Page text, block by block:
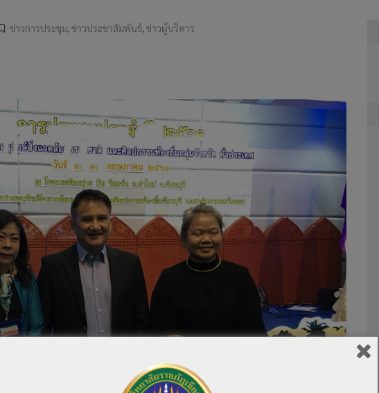
ข่าวการประชุม, ข่าวประชาสัมพันธ์, ข่าวผู้บริหาร